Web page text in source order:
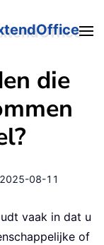
die
2025-08-11
vaak in dat u
of